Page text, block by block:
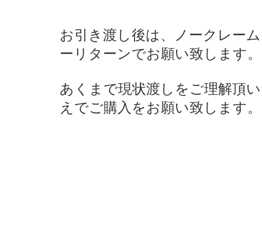
お引き渡し後は、ノークレー
ーリターンでお願い致します。
あくまで現状渡しをご理解頂
えでご購入をお願い致します。